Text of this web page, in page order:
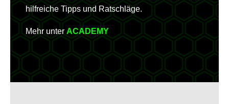
hilfreiche Tipps und Ratschläge.
Mehr unter ACADEMY